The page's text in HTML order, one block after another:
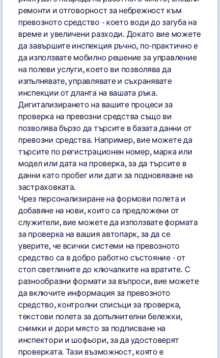
ремонти и отговорност за небрежност към
превозното средство - което води до загуба на
време и увеличени разходи. Докато вие можете
да завършите инспекция ръчно, по-практично е
да използвате мобилно решение за управление
на полеви услуги, което ви позволява да
изпълнявате, управлявате и съхранявате
инспекции от дланта на вашата ръка.
Дигитализирането на вашите процеси за
проверка на превозни средства също ви
позволява бързо да търсите в базата данни от
превозни средства. Например, вие можете да
търсите по регистрационен номер, марка или
модел или дата на проверка, за да търсите в
данни като пробег или дати за подновяване на
застраховката.
Чрез персонализиране на формови полета и
добавяне на нови, които са предложени от
служители, вие можете да използвате формата
за проверка на вашия автопарк, за да се
уверите, че всички системи на превозното
средство са в добро работно състояние - от
стоп светлините до ключалките на вратите. С
разнообразни формати за въпроси, вие можете
да включите информация за превозното
средство, контролни списъци за проверка,
текстови полета за допълнителни бележки,
снимки и дори място за подписване на
инспектори и шофьори, за да удостоверят
проверката. Тази възможност, която е